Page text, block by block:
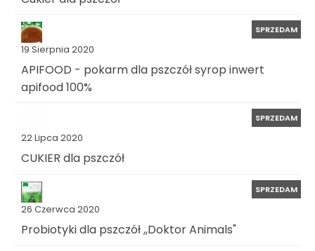
19 Sierpnia 2020
SPRZEDAM
APIFOOD - pokarm dla pszczół syrop inwert
apifood 100%
22 Lipca 2020
SPRZEDAM
CUKIER dla pszczół
26 Czerwca 2020
SPRZEDAM
Probiotyki dla pszczół ,,Doktor Animals"